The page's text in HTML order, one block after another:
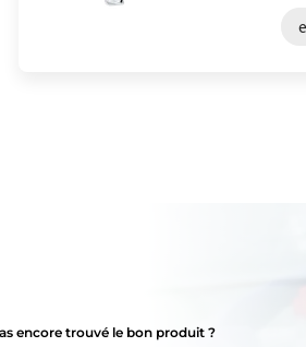
encore trouvé le bon produit ?